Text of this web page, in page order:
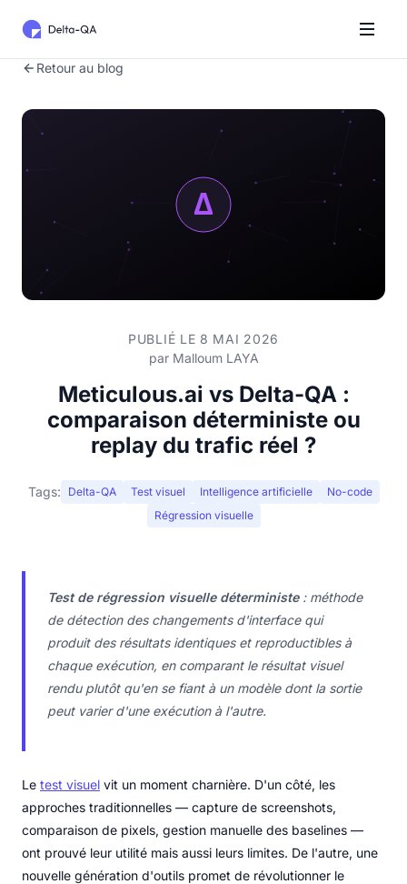
Retour au blog
PUBLIÉ LE 8 MAI 2026
par Malloum LAYA
Meticulous.ai vs Delta-QA :
comparaison déterministe ou
replay du trafic réel ?
Tags: Delta-QA Test visuel Intelligence artificielle
No-code
Régression visuelle
Test de régression visuelle déterministe: méthode
de détection des changements d'interface qui
produit des résultats identiques et reproductibles à
chaque exécution, en comparant le résultat visuel
rendu plutôt qu'en se fiant à un modèle dont la sortie
peut varier d'une exécution à l'autre.
Le test visuel vit un moment charnière. D'un côté, les
approches traditionnelles — capture de screenshots,
comparaison de pixels, gestion manuelle des baselines —
ont prouvé leur utilité mais aussi leurs limites. De l'autre, une
nouvelle génération d'outils promet de révolutionner le